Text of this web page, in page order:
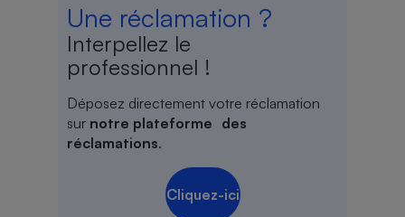
Une réclamation ?
Interpellez le
professionnel !
Déposez directement votre réclamation
sur notre plateforme des
réclamations.
Cliquez-ici